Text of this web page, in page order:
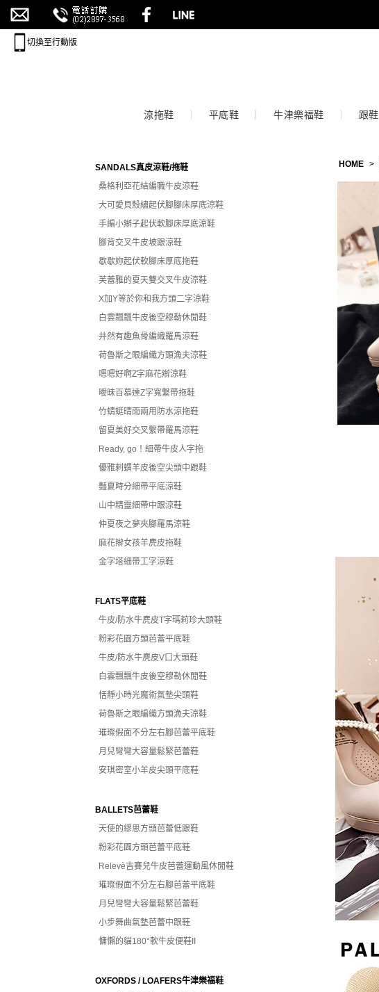
切換至行動版
涼拖鞋 平底鞋 牛津樂福鞋 跟鞋
SANDALS真皮涼鞋/拖鞋
桑格利亞花結編職牛皮涼鞋
大可愛貝殼繡起伏腳腳床厚底涼鞋
手編小辮子起伏軟腳床厚底涼鞋
腳背交叉牛皮坡跟涼鞋
歇歇妳起伏軟腳床厚底拖鞋
芙蕾雅的夏天雙交叉牛皮涼鞋
X加Y等於你和我方頭二字涼鞋
白雲飄飄牛皮後空穆勒休閒鞋
井然有趣魚骨編織羅馬涼鞋
荷魯斯之眼編織方頭漁夫涼鞋
嗯嗯好啊Z字麻花辮涼鞋
曖昧百慕達Z字寬繫帶拖鞋
竹蜻蜓晴雨兩用防水涼拖鞋
留夏美好交叉繫帶羅馬涼鞋
Ready, go！細帶牛皮人字拖
優雅刺蝟羊皮後空尖頭中跟鞋
豔夏時分細帶平底涼鞋
山中精靈細帶中跟涼鞋
仲夏夜之夢夾腳羅馬涼鞋
麻花辮女孩羊麂皮拖鞋
金字塔細帶工字涼鞋
FLATS平底鞋
牛皮/防水牛麂皮T字瑪莉珍大頭鞋
粉彩花園方頭芭蕾平底鞋
牛皮/防水牛麂皮V口大頭鞋
白雲飄飄牛皮後空穆勒休閒鞋
恬靜小時光魔術氣墊尖頭鞋
荷魯斯之眼編織方頭漁夫涼鞋
璀璨假面不分左右腳芭蕾平底鞋
月兒彎彎大容量鬆緊芭蕾鞋
安琪密室小羊皮尖頭平底鞋
BALLETS芭蕾鞋
天使的繆思方頭芭蕾低跟鞋
粉彩花園方頭芭蕾平底鞋
Relevè吉賽兒牛皮芭蕾運動風休閒鞋
璀璨假面不分左右腳芭蕾平底鞋
月兒彎彎大容量鬆緊芭蕾鞋
小步舞曲氣墊芭蕾中跟鞋
慵懶的貓180°軟牛皮便鞋II
OXFORDS / LOAFERS牛津樂福鞋
HOME >